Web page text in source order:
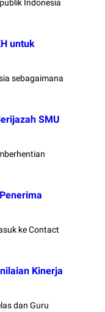
Indonesia
untuk
sebagaimana
SMU
ke Contact
Kinerja
dan Guru